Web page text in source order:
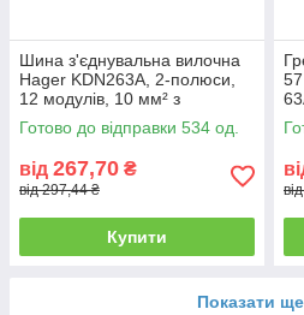
Шина з'єднувальна вилочна
Hager KDN263A, 2-полюси,
12 модулів, 10 мм² з
ізоляцією
Готово до відправки 534 од.
від 267,70 ₴
від 297,44 ₴
Купити
Показати ще